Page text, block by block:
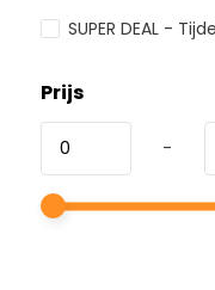
SUPER DEAL -
Prijs
-